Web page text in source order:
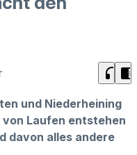
headphones chrome_reader_mode
und Niederheining
Laufen entstehen
davon alles andere